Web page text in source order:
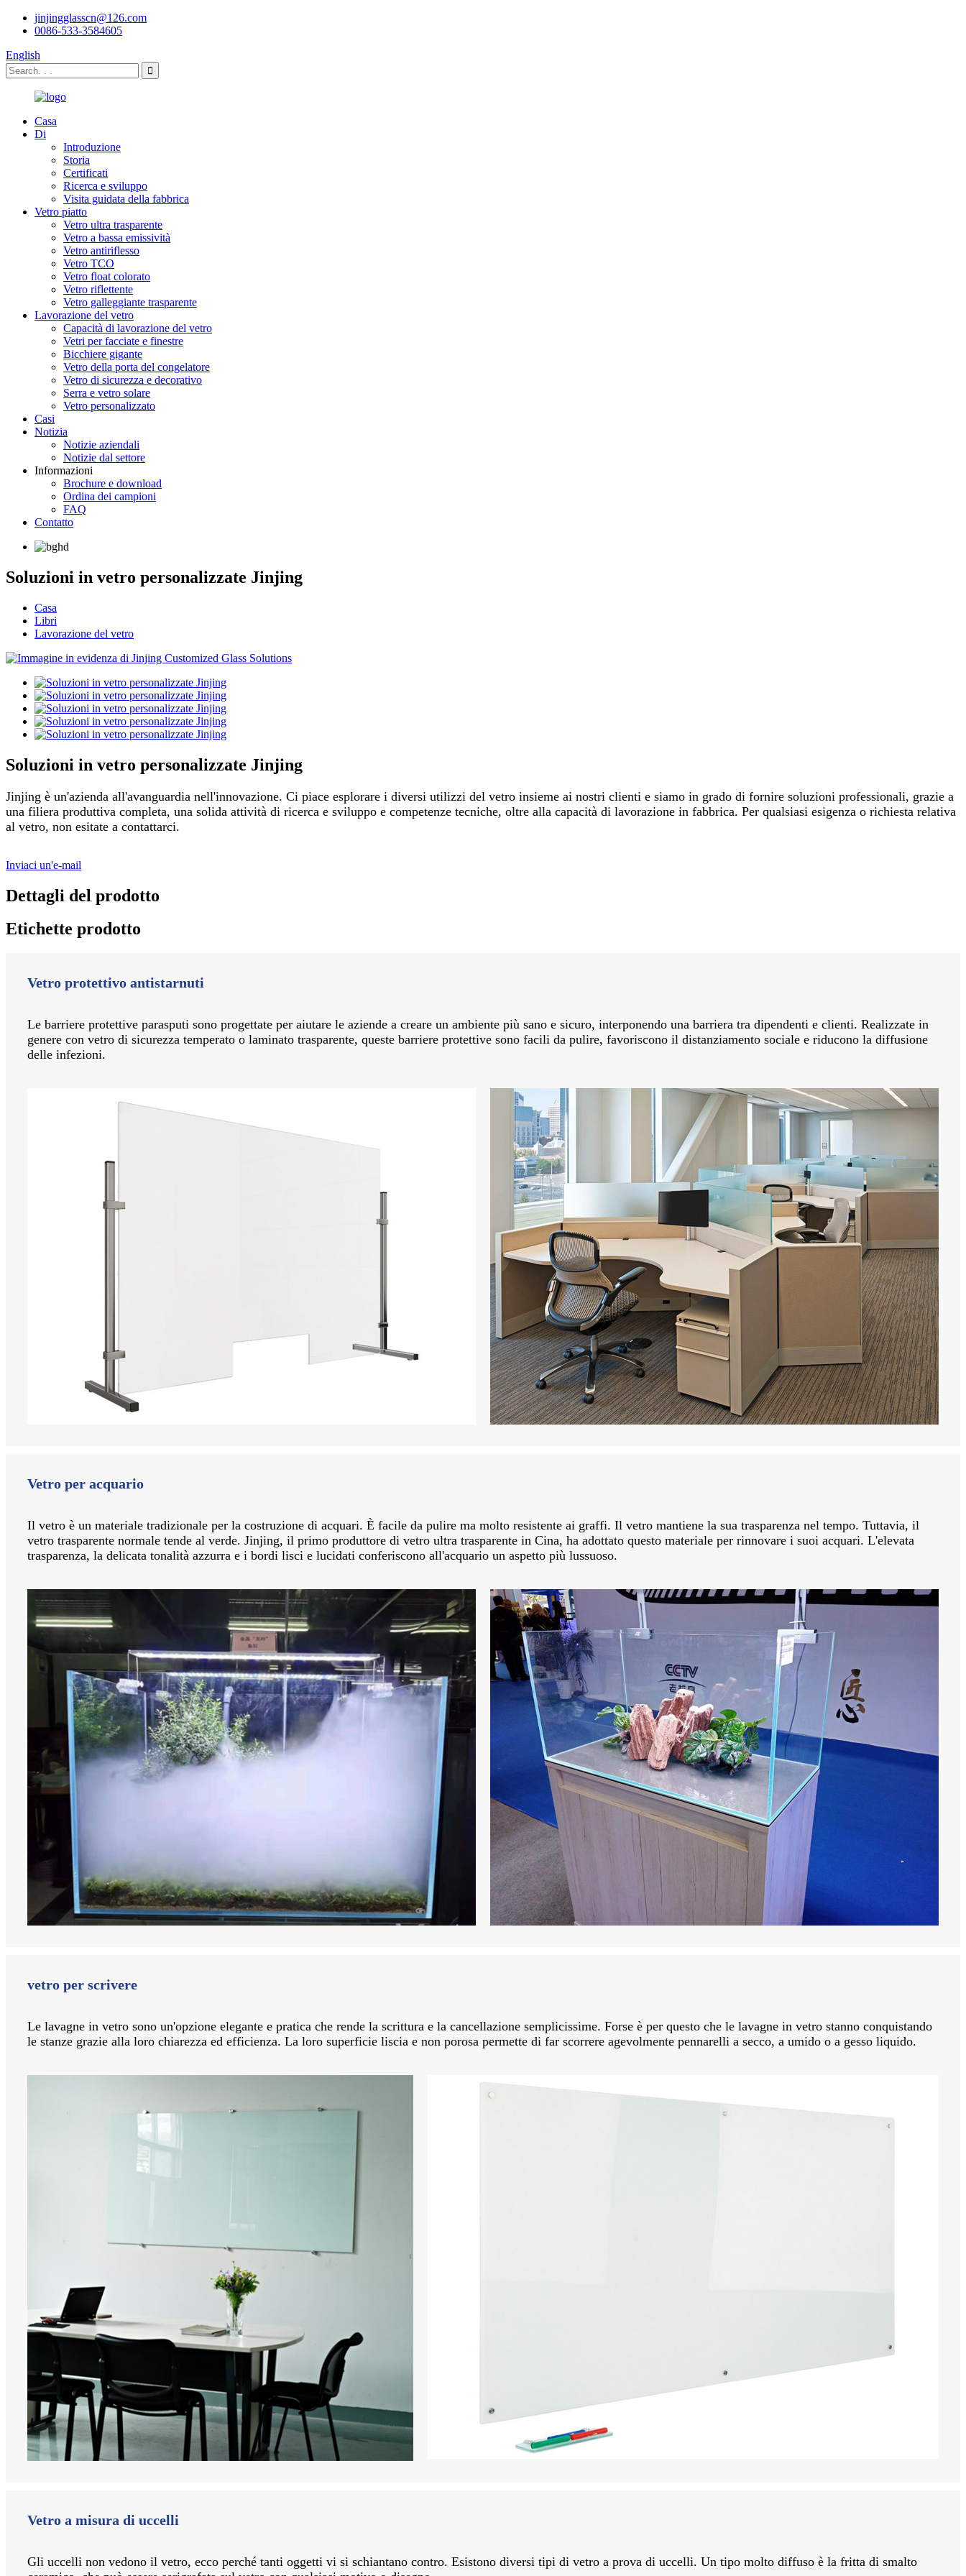
jinjingglasscn@126.com
0086-533-3584605
English
Casa
Di
Introduzione
Storia
Certificati
Ricerca e sviluppo
Visita guidata della fabbrica
Vetro piatto
Vetro ultra trasparente
Vetro a bassa emissività
Vetro antiriflesso
Vetro TCO
Vetro float colorato
Vetro riflettente
Vetro galleggiante trasparente
Lavorazione del vetro
Capacità di lavorazione del vetro
Vetri per facciate e finestre
Bicchiere gigante
Vetro della porta del congelatore
Vetro di sicurezza e decorativo
Serra e vetro solare
Vetro personalizzato
Casi
Notizia
Notizie aziendali
Notizie dal settore
Informazioni
Brochure e download
Ordina dei campioni
FAQ
Contatto
Soluzioni in vetro personalizzate Jinjing
Casa
Libri
Lavorazione del vetro
Soluzioni in vetro personalizzate Jinjing
Jinjing è un'azienda all'avanguardia nell'innovazione. Ci piace esplorare i diversi utilizzi del vetro insieme ai nostri clienti e siamo in grado di fornire soluzioni professionali, grazie a
una filiera produttiva completa, una solida attività di ricerca e sviluppo e competenze tecniche, oltre alla capacità di lavorazione in fabbrica. Per qualsiasi esigenza o richiesta relativa
al vetro, non esitate a contattarci.
Inviaci un'e-mail
Dettagli del prodotto
Etichette prodotto
Vetro protettivo antistarnuti
Le barriere protettive parasputi sono progettate per aiutare le aziende a creare un ambiente più sano e sicuro, interponendo una barriera tra dipendenti e clienti. Realizzate in
genere con vetro di sicurezza temperato o laminato trasparente, queste barriere protettive sono facili da pulire, favoriscono il distanziamento sociale e riducono la diffusione
delle infezioni.
Vetro per acquario
Il vetro è un materiale tradizionale per la costruzione di acquari. È facile da pulire ma molto resistente ai graffi. Il vetro mantiene la sua trasparenza nel tempo. Tuttavia, il
vetro trasparente normale tende al verde. Jinjing, il primo produttore di vetro ultra trasparente in Cina, ha adottato questo materiale per rinnovare i suoi acquari. L'elevata
trasparenza, la delicata tonalità azzurra e i bordi lisci e lucidati conferiscono all'acquario un aspetto più lussuoso.
vetro per scrivere
Le lavagne in vetro sono un'opzione elegante e pratica che rende la scrittura e la cancellazione semplicissime. Forse è per questo che le lavagne in vetro stanno conquistando
le stanze grazie alla loro chiarezza ed efficienza. La loro superficie liscia e non porosa permette di far scorrere agevolmente pennarelli a secco, a umido o a gesso liquido.
Vetro a misura di uccelli
Gli uccelli non vedono il vetro, ecco perché tanti oggetti vi si schiantano contro. Esistono diversi tipi di vetro a prova di uccelli. Un tipo molto diffuso è la fritta di smalto